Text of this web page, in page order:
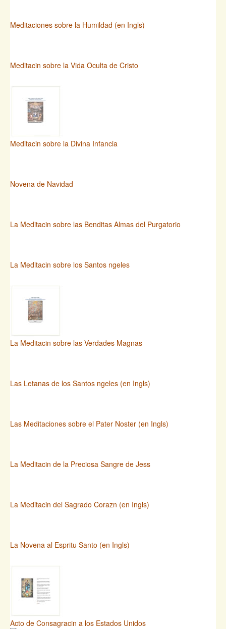
Meditaciones sobre la Humildad (en Ingls)
Meditacin sobre la Vida Oculta de Cristo
Meditacin sobre la Divina Infancia
Novena de Navidad
La Meditacin sobre las Benditas Almas del Purgatorio
La Meditacin sobre los Santos ngeles
La Meditacin sobre las Verdades Magnas
Las Letanas de los Santos ngeles (en Ingls)
Las Meditaciones sobre el Pater Noster (en Ingls)
La Meditacin de la Preciosa Sangre de Jess
La Meditacin del Sagrado Corazn (en Ingls)
La Novena al Espritu Santo (en Ingls)
Acto de Consagracin a los Estados Unidos